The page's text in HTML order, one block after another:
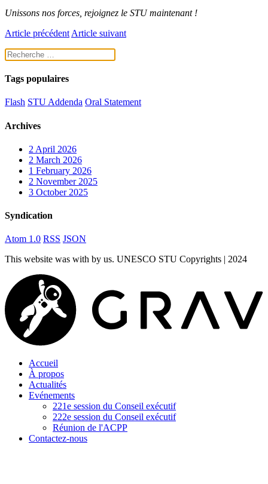
Unissons nos forces, rejoignez le STU maintenant !
Article précédent Article suivant
Tags populaires
Flash STU Addenda Oral Statement
Archives
2 April 2026
2 March 2026
1 February 2026
2 November 2025
3 October 2025
Syndication
Atom 1.0 RSS JSON
This website was with by us. UNESCO STU Copyrights | 2024
Accueil
À propos
Actualités
Evénements
221e session du Conseil exécutif
222e session du Conseil exécutif
Réunion de l'ACPP
Contactez-nous